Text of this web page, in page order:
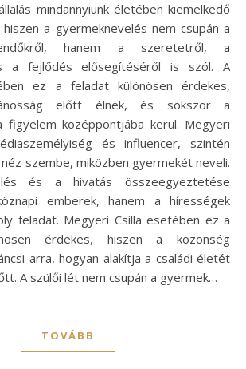
a gyermeknevelés nem csupán a
hanem a szeretetről, a
a fejlődés elősegítéséről is szól. A
ez a feladat különösen érdekes,
előtt élnek, és sokszor a
figyelem középpontjába kerül. Megyeri
és influencer, szintén
szembe, miközben gyermekét neveli.
és a hivatás összeegyeztetése
emberek, hanem a hírességek
feladat. Megyeri Csilla esetében ez a
érdekes, hiszen a közönség
arra, hogyan alakítja a családi életét
A szülői lét nem csupán a gyermek…
TOVÁBB